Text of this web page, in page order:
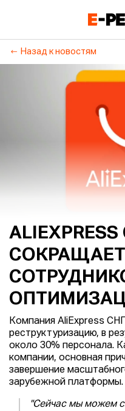
Назад к новостям
СОКРАЩАЕТ
Компания AliExpress
реструктуризацию, в
около 30% персонала.
компании, основная
завершение
зарубежной платформы.
"Сейчас мы можем